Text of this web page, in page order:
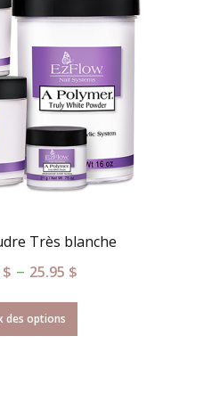
Très blanche
$ – 25.95 $
des options